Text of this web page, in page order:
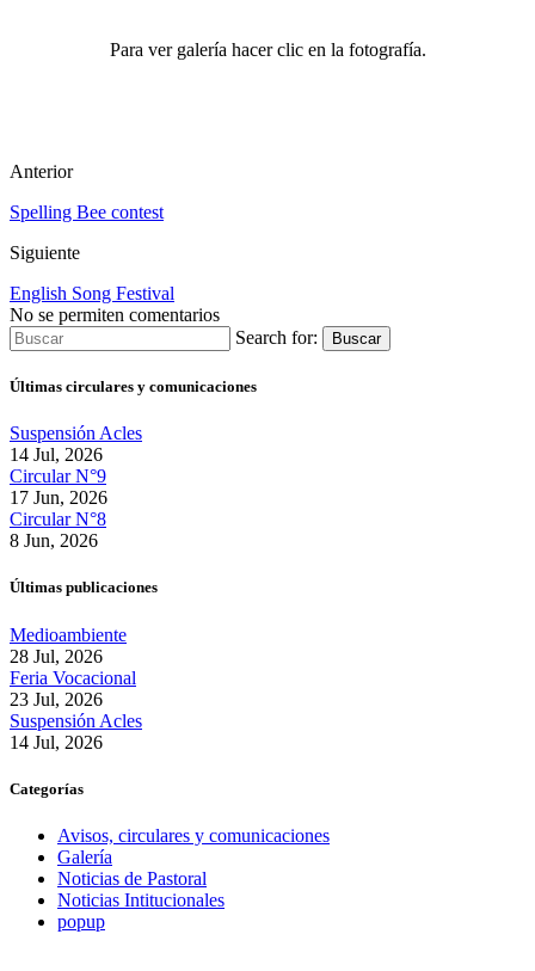
Para ver galería hacer clic en la fotografía.
Anterior
Spelling Bee contest
Siguiente
English Song Festival
No se permiten comentarios
Search for:
Buscar
Últimas circulares y comunicaciones
Suspensión Acles
14 Jul, 2026
Circular N°9
17 Jun, 2026
Circular N°8
8 Jun, 2026
Últimas publicaciones
Medioambiente
28 Jul, 2026
Feria Vocacional
23 Jul, 2026
Suspensión Acles
14 Jul, 2026
Categorías
Avisos, circulares y comunicaciones
Galería
Noticias de Pastoral
Noticias Intitucionales
popup